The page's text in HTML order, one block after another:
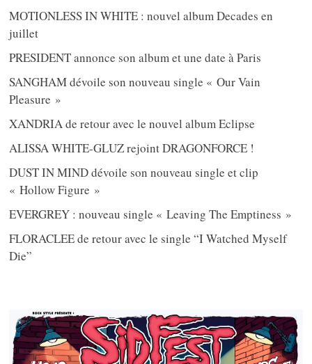
MOTIONLESS IN WHITE : nouvel album Decades en
juillet
PRESIDENT annonce son album et une date à Paris
SANGHAM dévoile son nouveau single « Our Vain
Pleasure »
XANDRIA de retour avec le nouvel album Eclipse
ALISSA WHITE-GLUZ rejoint DRAGONFORCE !
DUST IN MIND dévoile son nouveau single et clip
« Hollow Figure »
EVERGREY : nouveau single « Leaving The Emptiness »
FLORACLEE de retour avec le single “I Watched Myself
Die”